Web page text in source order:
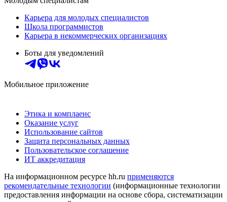
Карьера для молодых специалистов
Школа программистов
Карьера в некоммерческих организациях
Боты для уведомлений
Мобильное приложение
Этика и комплаенс
Оказание услуг
Использование сайтов
Защита персональных данных
Пользовательское соглашение
ИТ аккредитация
На информационном ресурсе hh.ru применяются
рекомендательные технологии (информационные технологии
предоставления информации на основе сбора, систематизации